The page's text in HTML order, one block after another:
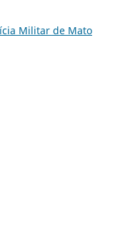
Militar de Mato